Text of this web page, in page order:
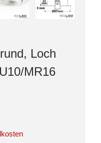
Loch
MR16